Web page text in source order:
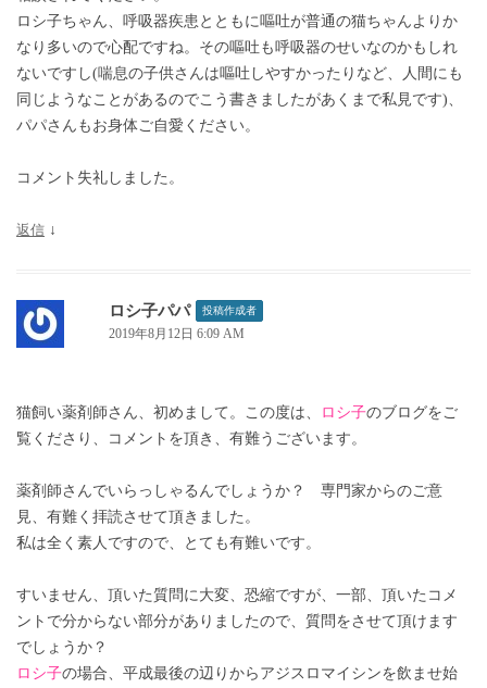
ロシ子ちゃん、呼吸器疾患とともに嘔吐が普通の猫ちゃんよりか
なり多いので心配ですね。その嘔吐も呼吸器のせいなのかもしれ
ないですし(喘息の子供さんは嘔吐しやすかったりなど、人間にも
同じようなことがあるのでこう書きましたがあくまで私見です)、
パパさんもお身体ご自愛ください。
コメント失礼しました。
返信 ↓
ロシ子パパ 投稿作成者
2019年8月12日 6:09 AM
猫飼い薬剤師さん、初めまして。この度は、 ロシ子のブログをご
覧くださり、コメントを頂き、有難うございます。
薬剤師さんでいらっしゃるんでしょうか？ 専門家からのご意
見、有難く拝読させて頂きました。
私は全く素人ですので、とても有難いです。
すいません、頂いた質問に大変、恐縮ですが、一部、頂いたコメ
ントで分からない部分がありましたので、質問をさせて頂けます
でしょうか？
ロシ子の場合、平成最後の辺りからアジスロマイシンを飲ませ始